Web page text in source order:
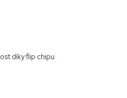
díky flip chipu